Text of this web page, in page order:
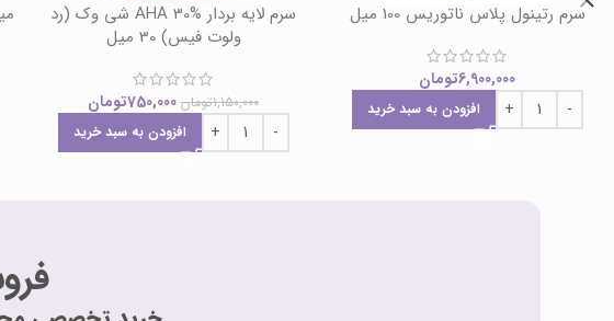
سرم رتینول پلاس ناتوریس 100 میل
6,900,000تومان
افزودن به سبد خرید
سرم لایه بردار AHA 30% شی وک (رد
ولوت فیس) 30 میل
1,150,000تومان 750,000تومان
افزودن به سبد خرید